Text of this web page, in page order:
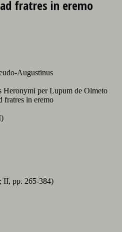
fratres in eremo
Augustinus
Heronymi per Lupum de Olmeto
fratres in eremo
II, pp. 265-384)